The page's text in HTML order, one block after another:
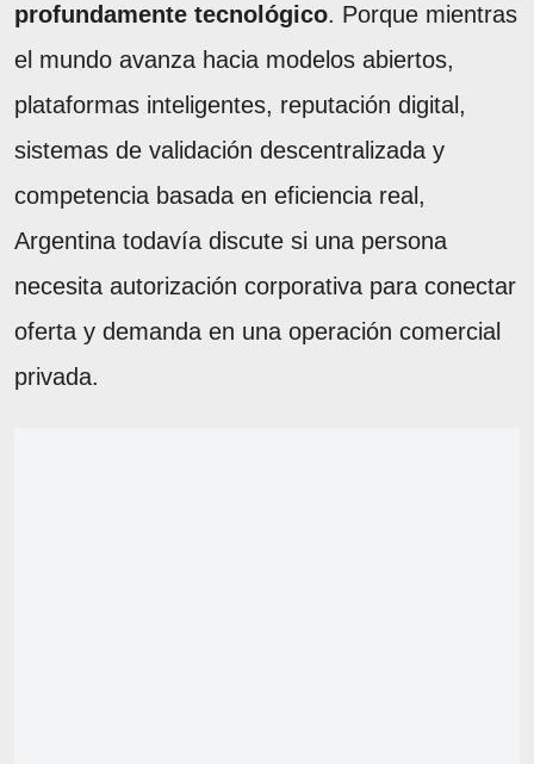
profundamente tecnológico. Porque mientras
el mundo avanza hacia modelos abiertos,
plataformas inteligentes, reputación digital,
sistemas de validación descentralizada y
competencia basada en eficiencia real,
Argentina todavía discute si una persona
necesita autorización corporativa para conectar
oferta y demanda en una operación comercial
privada.